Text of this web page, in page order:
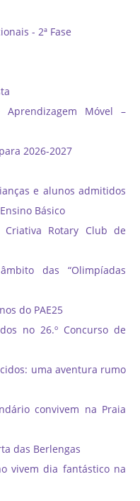
- 2ª Fase
Aprendizagem Móvel –
2026-2027
e alunos admitidos
Básico
Criativa Rotary Club de
das “Olimpíadas
do PAE25
no 26.º Concurso de
uma aventura rumo
convivem na Praia
das Berlengas
vivem dia fantástico na